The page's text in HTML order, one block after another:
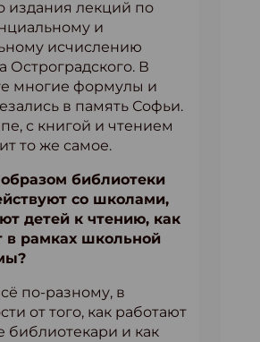
издания лекций по
и
исчислению
Остроградского. В
многие формулы и
в память Софьи.
с книгой и чтением
то же самое.
библиотеки
со школами,
детей к чтению, как
в рамках школьной
по-разному, в
от того, как работают
библиотекари и как